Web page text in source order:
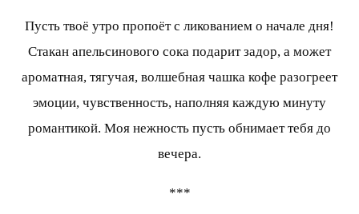
Пусть твоё утро пропоёт с ликованием о начале дня!
Стакан апельсинового сока подарит задор, а может
ароматная, тягучая, волшебная чашка кофе разогреет
эмоции, чувственность, наполняя каждую минуту
романтикой. Моя нежность пусть обнимает тебя до
вечера.
***